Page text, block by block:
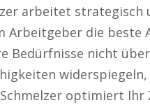
arbeitet strategisch
Arbeitgeber die beste
Bedürfnisse nicht
optimiert